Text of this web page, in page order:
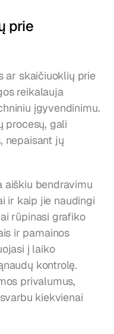
prie
ar skaičiuoklių prie
reikalauja
įgyvendinimu.
procesų, gali
nepaisant jų
aiškiu bendravimu
ir kaip jie naudingi
rūpinasi grafiko
ir pamainos
į laiko
kontrolę.
privalumus,
kiekvienai